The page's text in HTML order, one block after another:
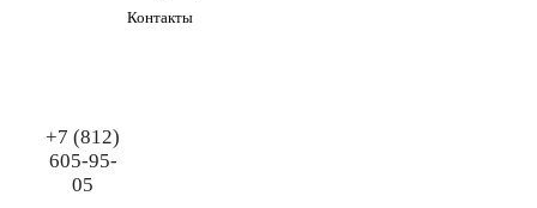
Контакты
+7 (812)
605-95-
05